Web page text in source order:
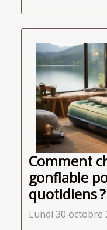
Comment
gonflable
quotidiens ?
Lundi 30 octobre